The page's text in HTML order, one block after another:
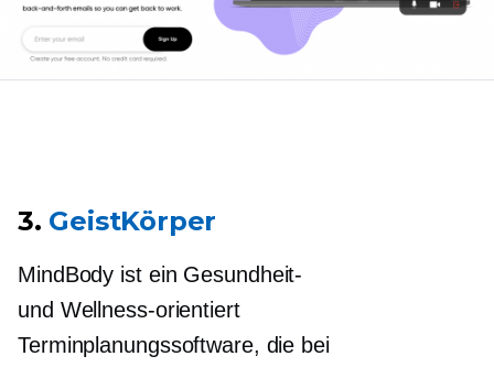
3. GeistKörper
MindBody ist ein Gesundheit-
und Wellness-orientiert
Terminplanungssoftware, die bei